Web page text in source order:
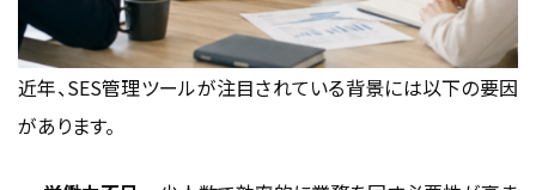
近年、SES管理ツールが注目されている背景には以下の要因
があります。